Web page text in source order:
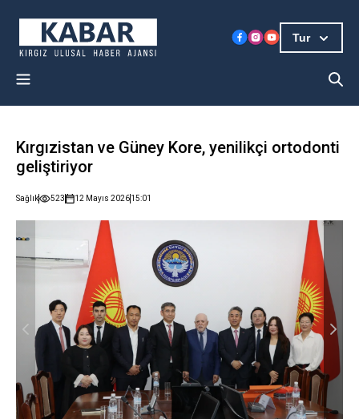
Tur
Kırgızistan ve Güney Kore, yenilikçi ortodonti
geliştiriyor
Sağlık 523 12 Mayıs 202615:01